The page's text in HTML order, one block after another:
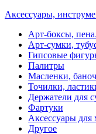
Аксессуары,
Арт-боксы,
Арт-сумки,
Гипсовые
Палитры
Масленки,
Точилки,
Держатели для
Фартуки
Аксессуары для
Другое